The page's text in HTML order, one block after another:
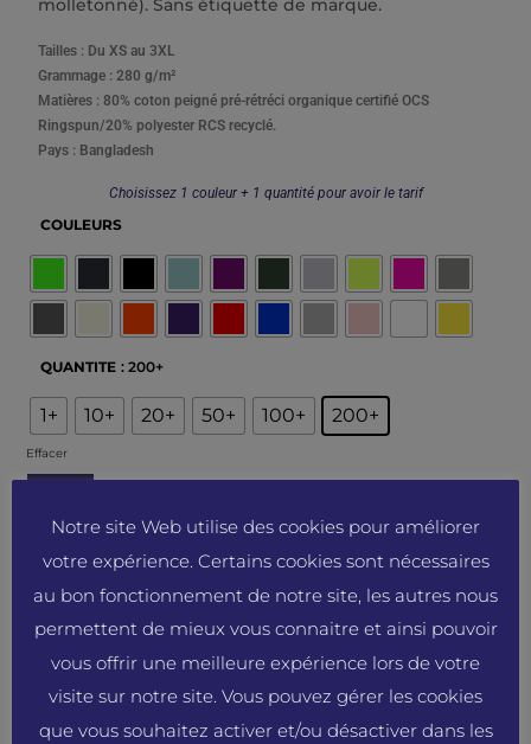
molletonné). Sans étiquette de marque.
Tailles : Du XS au 3XL
Grammage : 280 g/m²
Matières : 80% coton peigné pré-rétréci organique certifié OCS
Ringspun/20% polyester RCS recyclé.
Pays : Bangladesh
Choisissez 1 couleur + 1 quantité pour avoir le tarif
COULEURS
QUANTITE : 200+
1+ 10+ 20+ 50+ 100+ 200+
Effacer
Devis gratuit
Prix unitaire hors taxes (HT), hors marquages et frais de port, après remise
sur les quantités.
Catégories
Eco-responsable ,Sweat col rond
Notre site Web utilise des cookies pour améliorer
votre expérience. Certains cookies sont nécessaires
au bon fonctionnement de notre site, les autres nous
permettent de mieux vous connaitre et ainsi pouvoir
vous offrir une meilleure expérience lors de votre
visite sur notre site. Vous pouvez gérer les cookies
que vous souhaitez activer et/ou désactiver dans les